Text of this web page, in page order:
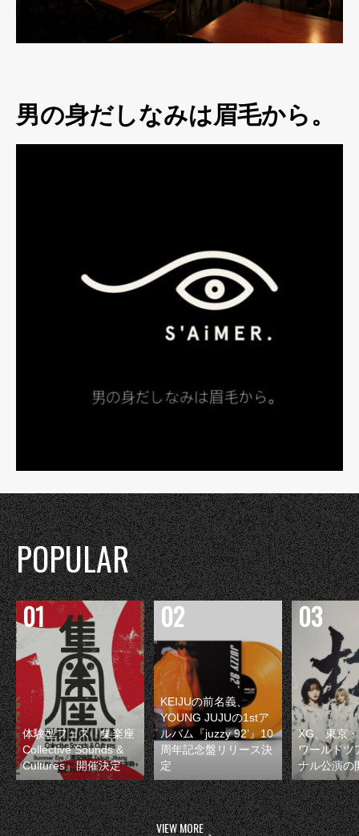
男の身だしなみは眉毛から。
POPULAR
体験型フェス『集楽座
Collective Sounds &
Cultures』開催決定
KEIJUの前名義、
YOUNG JUJUの1stア
ルバム『juzzy 92’』10
周年記念盤リリース決
定
XG、東京
ワールドツ
ナル公演の
VIEW MORE